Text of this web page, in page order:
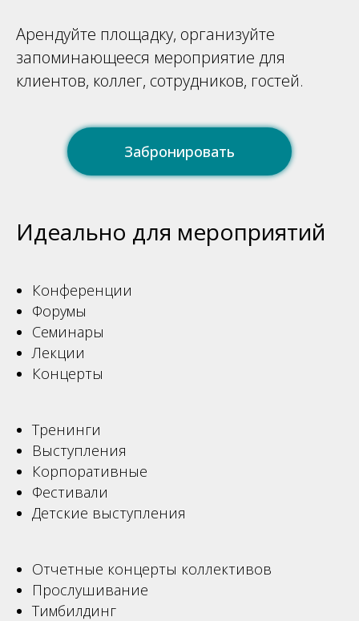
Арендуйте площадку, организуйте
запоминающееся мероприятие для
клиентов, коллег, сотрудников, гостей.
Забронировать
Идеально для мероприятий
Конференции
Форумы
Семинары
Лекции
Концерты
Тренинги
Выступления
Корпоративные
Фестивали
Детские выступления
Отчетные концерты коллективов
Прослушивание
Тимбилдинг